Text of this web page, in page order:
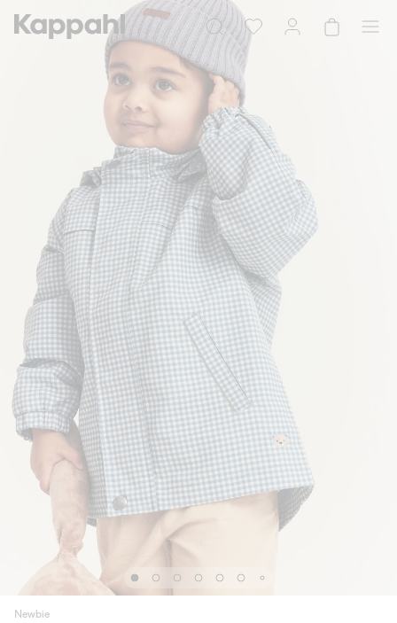
Newbie